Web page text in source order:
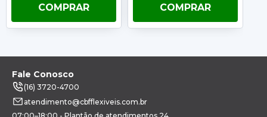
COMPRAR COMPRAR
Fale Conosco
(16) 3720-4700
atendimento@cbfflexiveis.com.br